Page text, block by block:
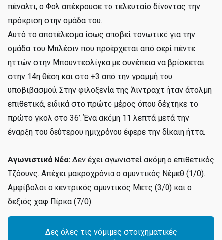
πέναλτι, ο Φολ απέκρουσε το τελευταίο δίνοντας την
πρόκριση στην ομάδα του.
Αυτό το αποτέλεσμα ίσως αποβεί τονωτικό για την
ομάδα του Μπλέσιν που προέρχεται από σερί πέντε
ηττών στην Μπουντεσλίγκα με συνέπεια να βρίσκεται
στην 14η θέση και στο +3 από την γραμμή του
υποβιβασμού. Στην φιλοξενία της Άιντραχτ ήταν άτολμη
επιθετικά, ειδικά στο πρώτο μέρος όπου δέχτηκε το
πρώτο γκολ στο 36’. Ένα ακόμη 11 λεπτά μετά την
έναρξη του δεύτερου ημιχρόνου έφερε την δίκαιη ήττα.
Αγωνιστικά Νέα: Δεν έχει αγωνιστεί ακόμη ο επιθετικός
Τζόουνς. Απέχει μακροχρόνια ο αμυντικός Νέμεθ (1/0).
Αμφίβολοι ο κεντρικός αμυντικός Μετς (3/0) και ο
δεξιός χαφ Πίρκα (7/0).
Δες όλες τις νόμιμες στοιχηματικές